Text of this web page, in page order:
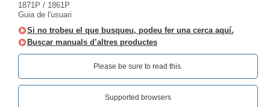
1871P / 1861P
Guia de l'usuari
Si no trobeu el que busqueu, podeu fer una cerca aquí.
Buscar manuals d’altres productes
Please be sure to read this.‎
Supported browsers